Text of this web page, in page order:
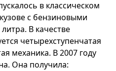
в классическом
с бензиновыми
В качестве
четырехступенчатая
механика. В 2007 году
Она получила: